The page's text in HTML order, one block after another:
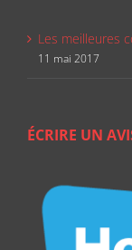
Les meilleures
11 mai 2017
ÉCRIRE UN